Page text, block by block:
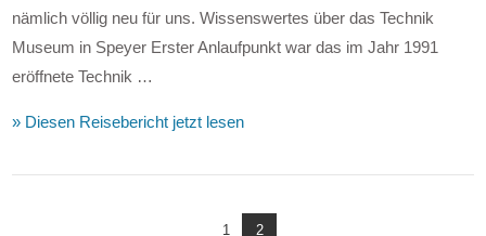
VIEW POST
nämlich völlig neu für uns. Wissenswertes über das Technik
Museum in Speyer Erster Anlaufpunkt war das im Jahr 1991
eröffnete Technik …
» Diesen Reisebericht jetzt lesen
1 2